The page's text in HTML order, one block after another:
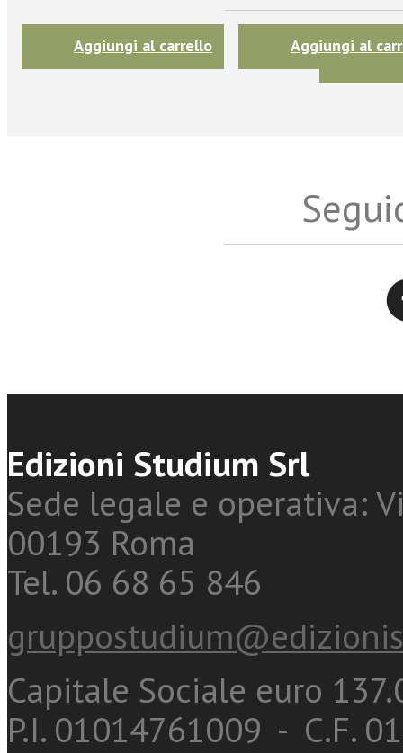
Aggiungi al carrello Aggiungi al
Edizioni Studium Srl
Sede legale e operativa:
00193 Roma
Tel. 06 68 65 846
Capitale Sociale euro
P.I. 01014761009 - C.F.